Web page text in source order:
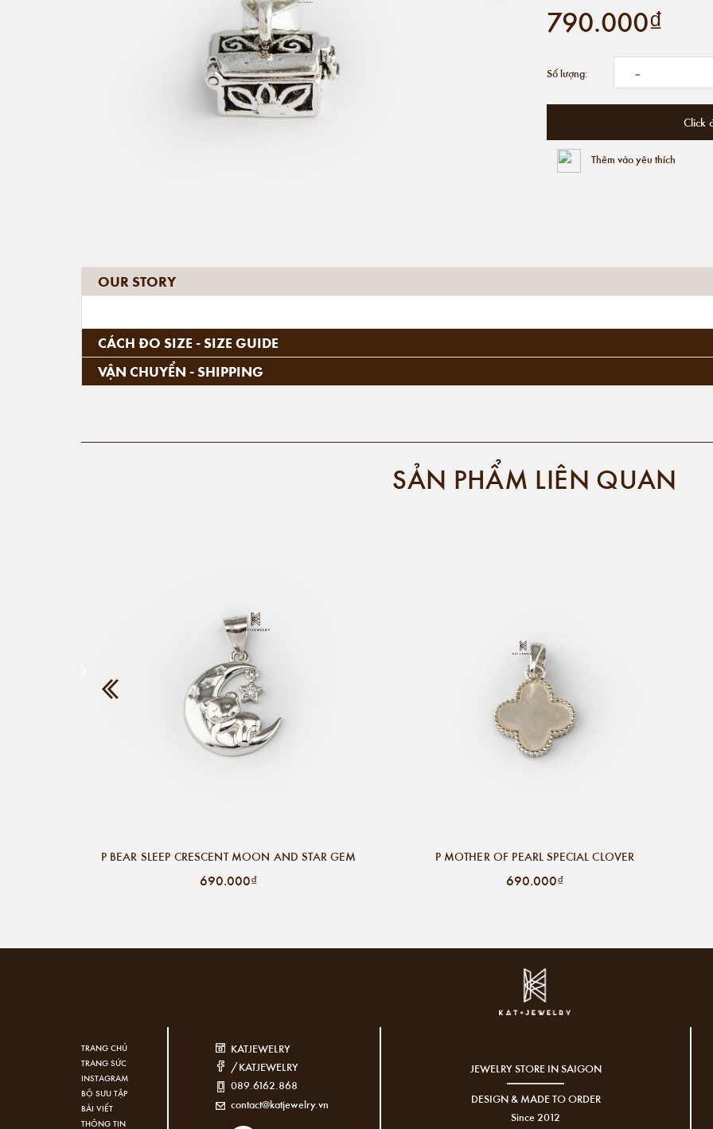
790.000₫
Số lượng: -
Click
Thêm vào yêu thích
OUR STORY
CÁCH ĐO SIZE - SIZE GUIDE
VẬN CHUYỂN - SHIPPING
SẢN PHẨM LIÊN QUAN
P BEAR SLEEP CRESCENT MOON AND STAR GEM
690.000₫
P MOTHER OF PEARL SPECIAL CLOVER
690.000₫
TRANG CHỦ
TRANG SỨC
INSTAGRAM
BỘ SƯU TẬP
BÀI VIẾT
THÔNG TIN
KATJEWELRY
/KATJEWELRY
089.6162.868
contact@katjewelry.vn
JEWELRY STORE IN SAIGON
DESIGN & MADE TO ORDER
Since 2012